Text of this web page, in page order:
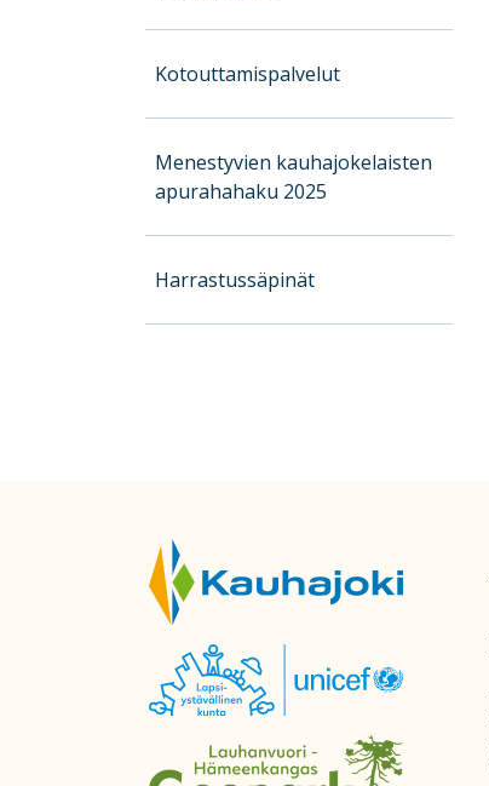
Kotouttamispalvelut
Menestyvien kauhajokelaisten
apurahahaku 2025
Harrastussäpinät